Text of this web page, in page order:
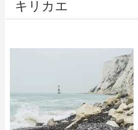
キリカエ